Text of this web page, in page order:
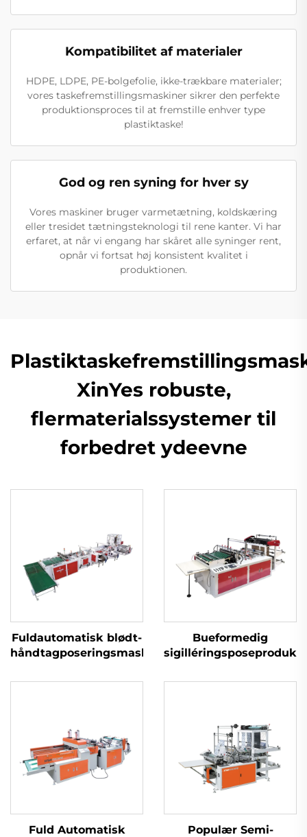
Kompatibilitet af materialer
HDPE, LDPE, PE-bolgefolie, ikke-trækbare materialer;
vores taskefremstillingsmaskiner sikrer den perfekte
produktionsproces til at fremstille enhver type
plastiktaske!
God og ren syning for hver sy
Vores maskiner bruger varmetætning, koldskæring
eller tresidet tætningsteknologi til rene kanter. Vi har
erfaret, at når vi engang har skåret alle syninger rent,
opnår vi fortsat høj konsistent kvalitet i
produktionen.
XinYes robuste,
flermaterialssystemer til
forbedret ydeevne
Fuldautomatisk blødt-
håndtagposeringsmaskine
Bueformedig
Fuld Automatisk
Populær Semi-